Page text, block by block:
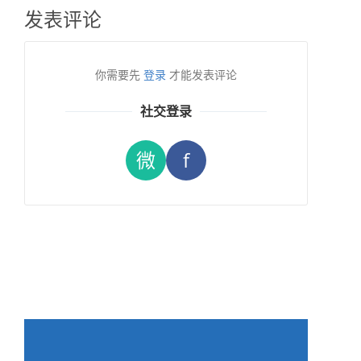
发表评论
你需要先 登录 才能发表评论
社交登录
微 f